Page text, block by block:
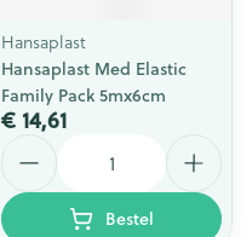
Hansaplast
Hansaplast Med Elastic
Family Pack 5mx6cm
€ 14,61
Bestel